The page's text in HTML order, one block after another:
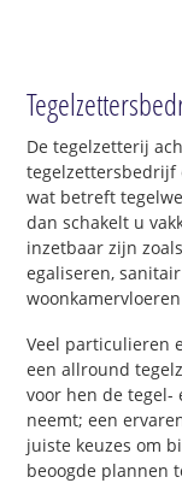
De tegelzetterij
tegelzettersbedrijf
wat betreft
dan schakelt u
inzetbaar zijn
egaliseren,
Veel particulieren
een allround
voor hen de tegel-
neemt; een
juiste keuzes om
beoogde plannen